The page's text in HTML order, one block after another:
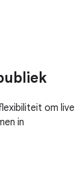
om live
in